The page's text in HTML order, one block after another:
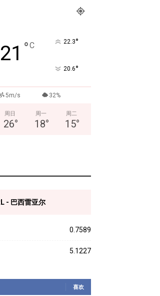
21 °C 22.3°
20.6°
5m/s 32%
周日
26°
周一
18°
周二
15°
- 巴西雷亚尔
0.7589
5.1227
喜欢